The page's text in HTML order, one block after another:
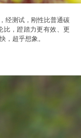
经测试，刚性比普通碳
比，蹬踏力更有效、更
，超乎想象。